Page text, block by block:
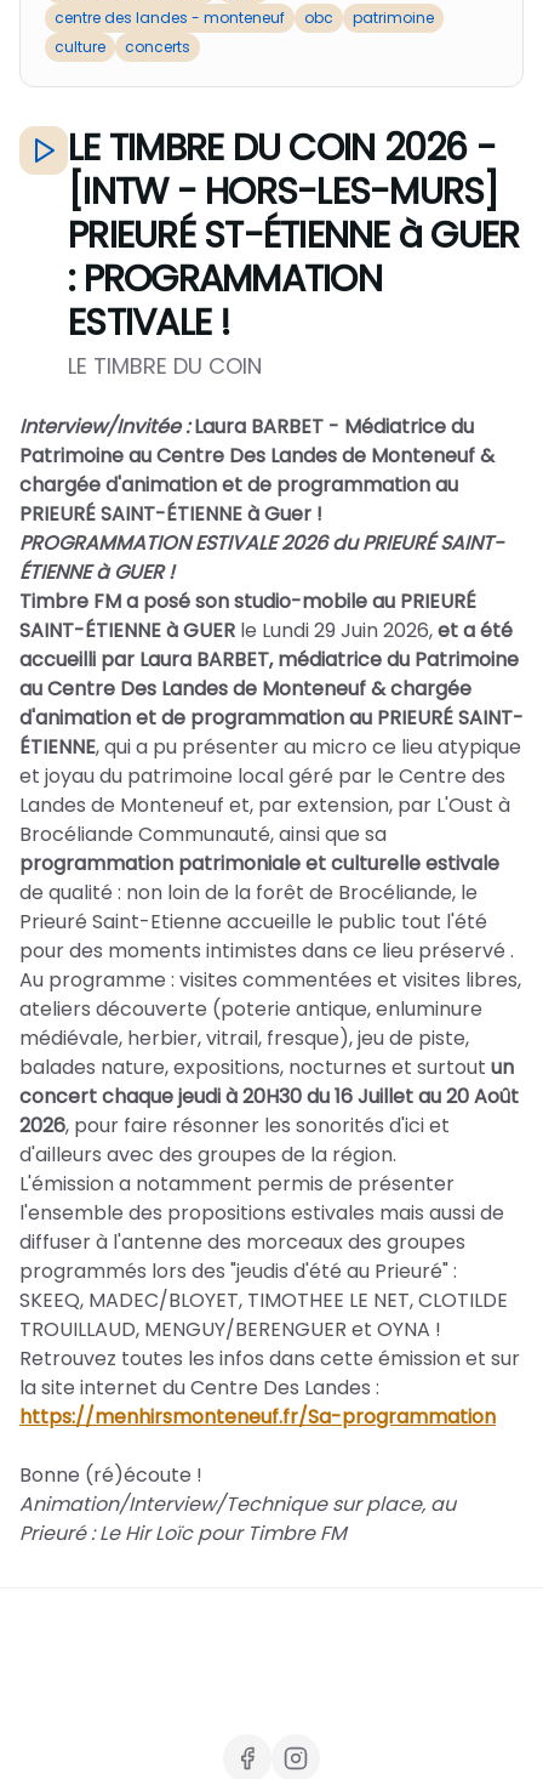
centre des landes - monteneuf
obc
patrimoine
culture
concerts
LE TIMBRE DU COIN 2026 -
[INTW - HORS-LES-MURS]
PRIEURÉ ST-ÉTIENNE à GUER
: PROGRAMMATION
ESTIVALE !
LE TIMBRE DU COIN
Interview/Invitée :Laura BARBET - Médiatrice du
Patrimoine au Centre Des Landes de Monteneuf &
chargée d'animation et de programmation au
PRIEURÉ SAINT-ÉTIENNE à Guer !
PROGRAMMATION ESTIVALE 2026 du PRIEURÉ SAINT-
ÉTIENNE à GUER !
Timbre FM a posé son studio-mobile au PRIEURÉ
SAINT-ÉTIENNE à GUER le Lundi 29 Juin 2026,et a été
accueilli par Laura BARBET, médiatrice du Patrimoine
au Centre Des Landes de Monteneuf & chargée
d'animation et de programmation au PRIEURÉ SAINT-
ÉTIENNE, qui a pu présenter au micro ce lieu atypique
et joyau du patrimoine local géré par le Centre des
Landes de Monteneuf et, par extension, par L'Oust à
Brocéliande Communauté, ainsi que sa
programmation patrimoniale et culturelle estivale
de qualité : non loin de la forêt de Brocéliande, le
Prieuré Saint-Etienne accueille le public tout l'été
pour des moments intimistes dans ce lieu préservé .
Au programme : visites commentées et visites libres,
ateliers découverte (poterie antique, enluminure
médiévale, herbier, vitrail, fresque), jeu de piste,
balades nature, expositions, nocturnes et surtout un
concert chaque jeudi à 20H30 du 16 Juillet au 20 Août
2026, pour faire résonner les sonorités d'ici et
d'ailleurs avec des groupes de la région.
L'émission a notamment permis de présenter
l'ensemble des propositions estivales mais aussi de
diffuser à l'antenne des morceaux des groupes
programmés lors des "jeudis d'été au Prieuré" :
SKEEQ, MADEC/BLOYET, TIMOTHEE LE NET, CLOTILDE
TROUILLAUD, MENGUY/BERENGUER et OYNA !
Retrouvez toutes les infos dans cette émission et sur
la site internet du Centre Des Landes :
https://menhirsmonteneuf.fr/Sa-programmation
Bonne (ré)écoute !
Animation/Interview/Technique sur place, au
Prieuré : Le Hir Loïc pour Timbre FM